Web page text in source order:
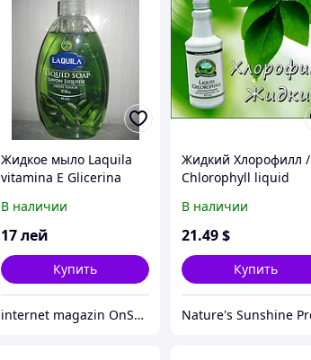
Жидкое мыло Laquila
vitamina E Glicerina
Laquila Vitamina E si
Glicerina
В наличии
17лей
Купить
internet magazin OnShop
Жидкий Хлорофилл /
Chlorophyll liquid
В наличии
21.49$
Купить